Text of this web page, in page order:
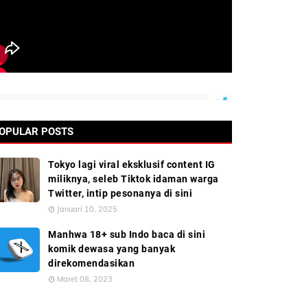
POSTS
Tokyo lagi viral eksklusif content IG
miliknya, seleb Tiktok idaman warga
Twitter, intip pesonanya di sini
Januari 10, 2025
Manhwa 18+ sub Indo baca di sini
komik dewasa yang banyak
direkomendasikan
Maret 08, 2023